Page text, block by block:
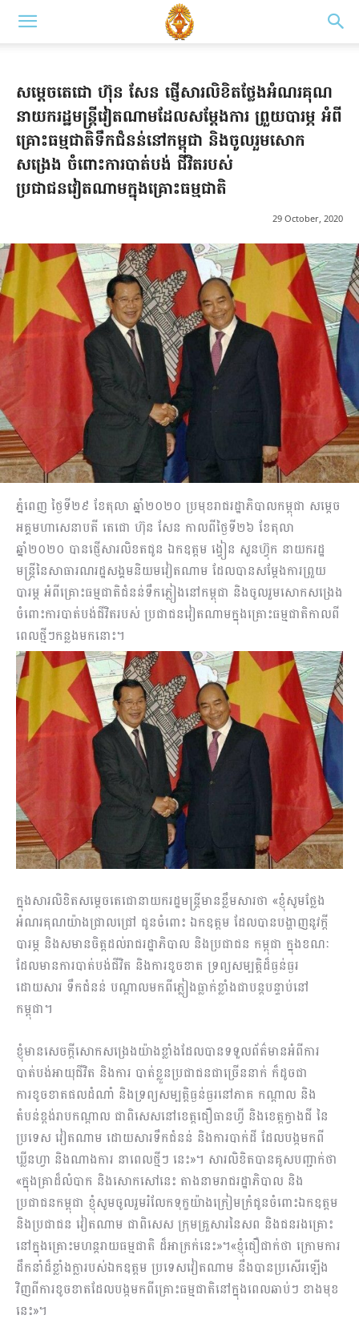
សម្ដេចតេជោ ហ៊ុន សែន ផ្ញើសារលិខិតថ្លែងអំណរគុណ
នាយករដ្ឋមន្ត្រីវៀតណាមដែលសម្ដែងការ ព្រួយបារម្ភ អំពី
គ្រោះធម្មជាតិទឹកជំនន់នៅកម្ពុជា និងចូលរួមសោក
សង្រេង ចំពោះការបាត់បង់ ជីវិតរបស់
ប្រជាជនវៀតណាមក្នុងគ្រោះធម្មជាតិ
29 October, 2020
ភ្នំពេញ ថ្ងៃទី២៩ ខែតុលា ឆ្នាំ២០២០ ប្រមុខរាជរដ្ឋាភិបាលកម្ពុជា សម្ដេច
អគ្គមហាសេនាបតី តេជោ ហ៊ុន សែន កាលពីថ្ងៃទី២៦ ខែតុលា
ឆ្នាំ២០២០ បានផ្ញើសារលិខតជូន ឯកឧត្តម ង្វៀន សួនហ៊្វុក នាយករដ្ឋ
មន្ត្រីនៃសាធារណរដ្ឋសង្គមនិយមវៀតណាម ដែលបានសម្ដែងការព្រួយ
បារម្ភ អំពីគ្រោះធម្មជាតិជំនន់ទឹកភ្លៀងនៅកម្ពុជា និងចូលរួមសោកសង្រេង
ចំពោះការបាត់បង់ជីវិតរបស់ ប្រជាជនវៀតណាមក្នុងគ្រោះធម្មជាតិកាលពី
ពេលថ្មីៗកន្លងមកនោះ។
ក្នុងសារលិខិតសម្ដេចតេជោនាយករដ្ឋមន្ត្រីមានខ្លឹមសារថា «ខ្ញុំសូមថ្លែង
អំណរគុណយ៉ាងជ្រាលជ្រៅ ជូនចំពោះ ឯកឧត្តម ដែលបានបង្ហាញនូវក្តី
បារម្ភ និងសមានចិត្តដល់រាជរដ្ឋាភិបាល និងប្រជាជន កម្ពុជា ក្នុងខណៈ
ដែលមានការបាត់បង់ជីវិត និងការខូចខាត ទ្រព្យសម្បត្តិដ៏ធ្ងន់ធ្ងរ
ដោយសារ ទឹកជំនន់ បណ្តាលមកពីភ្លៀងធ្លាក់ខ្លាំងជាបន្តបន្ទាប់នៅ
កម្ពុជា។
ខ្ញុំមានសេចក្តីសោកសង្រេងយ៉ាងខ្លាំងដែលបានទទួលព័ត៌មានអំពីការ
បាត់បង់អាយុជីវិត និងការ បាត់ខ្លួនប្រជាជនជាច្រើននាក់ ក៏ដូចជា
ការខូចខាតផលដំណាំ និងទ្រព្យសម្បត្តិធ្ងន់ធ្ងរនៅភាគ កណ្តាល និង
តំបន់ខ្ពង់រាបកណ្តាល ជាពិសេសនៅខេត្តជឿធានហ្វី និងខេត្តក្វាងជី នៃ
ប្រទេស វៀតណាម ដោយសារទឹកជំនន់ និងការបាក់ដី ដែលបង្កមកពី
ឃ្លីនហ្វា និងណាងការ នាពេលថ្មីៗ នេះ»។ សារលិខិតបានគូសបញ្ជាក់ថា
«ក្នុងគ្រាដ៏លំបាក និងសោកសៅនេះ តាងនាមរាជរដ្ឋាភិបាល និង
ប្រជាជនកម្ពុជា ខ្ញុំសូមចូលរួមរំលែកទុក្ខយ៉ាងក្រៀមក្រំជូនចំពោះឯកឧត្តម
និងប្រជាជន វៀតណាម ជាពិសេស ក្រុមគ្រួសារនៃសព និងជនរងគ្រោះ
នៅក្នុងគ្រោះមហន្តរាយធម្មជាតិ ដ៏អាក្រក់នេះ»។«ខ្ញុំជឿជាក់ថា ក្រោមការ
ដឹកនាំដ៏ខ្លាំងក្លារបស់ឯកឧត្តម ប្រទេសវៀតណាម នឹងបានប្រសើរឡើង
វិញពីការខូចខាតដែលបង្កមកពីគ្រោះធម្មជាតិនៅក្នុងពេលឆាប់ៗ ខាងមុខ
នេះ»។